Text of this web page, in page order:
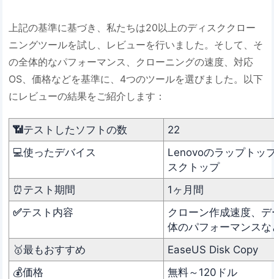
上記の基準に基づき、私たちは20以上のディスククロー
ニングツールを試し、レビューを行いました。そして、そ
の全体的なパフォーマンス、クローニングの速度、対応
OS、価格などを基準に、4つのツールを選びました。以下
にレビューの結果をご紹介します：
📶テストしたソフトの数
22
💻使ったデバイス
Lenovoのラップトッ
スクトップ
⏰テスト期間
1ヶ月間
✅テスト内容
クローン作成速度、
体のパフォーマンス
🥇最もおすすめ
EaseUS Disk Copy
💰価格
無料～120ドル